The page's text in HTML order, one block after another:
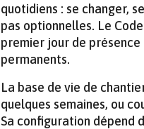
quotidiens : se changer,
pas optionnelles. Le
premier jour de présence
permanents.
La base de vie de
quelques semaines, ou
Sa configuration dépend